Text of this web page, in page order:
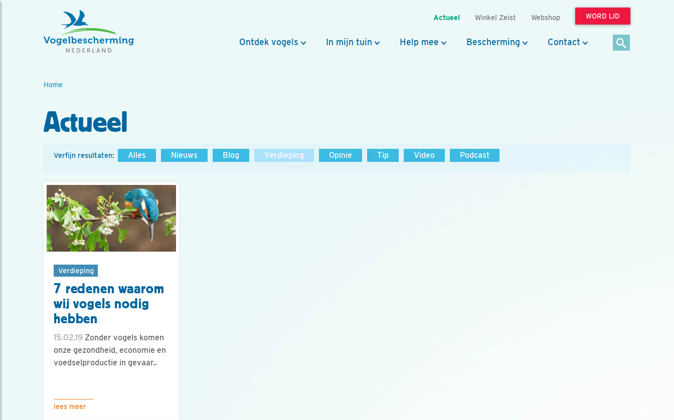
Actueel Winkel Zeist Webshop WORD LID
Ontdek vogels In mijn tuin Help mee Bescherming Contact
Home
Actueel
Verfijn resultaten: Alles Nieuws Blog Verdieping Opinie Tip Video Podcast
Verdieping
7 redenen waarom
wij vogels nodig
hebben
15.02.19 Zonder vogels komen
onze gezondheid, economie en
voedselproductie in gevaar..
lees meer